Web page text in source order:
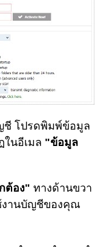
โปรดพิมพ์ข้อมูล
นอีเมล "ข้อมูล
ต้อง" ทางด้านขวา
งานบัญชีของคุณ